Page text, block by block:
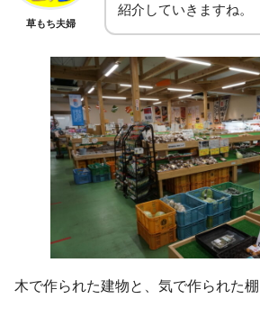
草もち夫婦
紹介していきますね。
木で作られた建物と、気で作られた